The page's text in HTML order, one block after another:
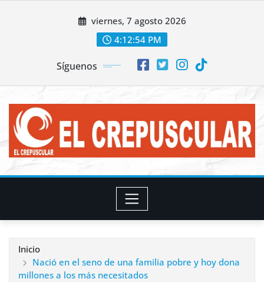
viernes, 7 agosto 2026
4:12:55 PM
Síguenos
Inicio
Nació en el seno de una familia pobre y hoy dona
millones a los más necesitados